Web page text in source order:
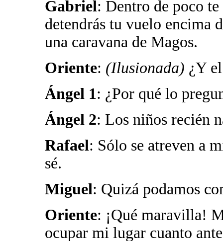
Gabriel: Dentro de poco
detendrás tu vuelo encima
una caravana de Magos.
Oriente: (Ilusionada) ¿Y
Ángel 1: ¿Por qué lo
Ángel 2: Los niños recién
Rafael: Sólo se atreven a
sé.
Miguel: Quizá podamos
Oriente: ¡Qué maravilla!
ocupar mi lugar cuanto